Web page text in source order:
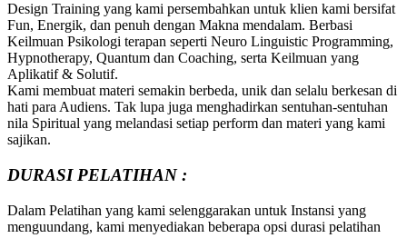
Design Training yang kami persembahkan untuk klien kami bersifat
Fun, Energik, dan penuh dengan Makna mendalam. Berbasi
Keilmuan Psikologi terapan seperti Neuro Linguistic Programming,
Hypnotherapy, Quantum dan Coaching, serta Keilmuan yang
Aplikatif & Solutif.
Kami membuat materi semakin berbeda, unik dan selalu berkesan di
hati para Audiens. Tak lupa juga menghadirkan sentuhan-sentuhan
nila Spiritual yang melandasi setiap perform dan materi yang kami
sajikan.
DURASI PELATIHAN :
Dalam Pelatihan yang kami selenggarakan untuk Instansi yang
menguundang, kami menyediakan beberapa opsi durasi pelatihan